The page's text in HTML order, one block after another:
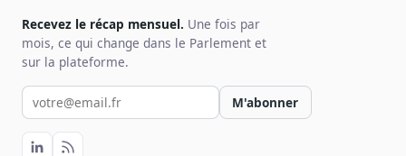
Recevez le récap mensuel. Une fois par
mois, ce qui change dans le Parlement et
sur la plateforme.
Votre email pour la newsletter
M'abonner